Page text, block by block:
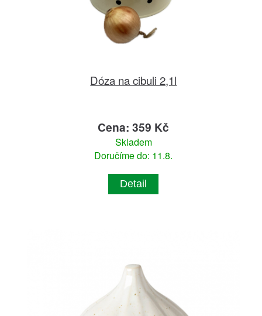
Dóza na cibuli 2,1l
Cena: 359 Kč
Skladem
Doručíme do: 11.8.
Detail